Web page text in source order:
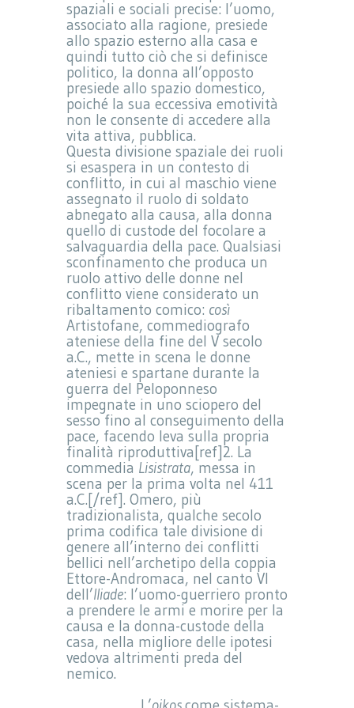
spaziali e sociali precise: l’uomo,
associato alla ragione, presiede
allo spazio esterno alla casa e
quindi tutto ciò che si definisce
politico, la donna all’opposto
presiede allo spazio domestico,
poiché la sua eccessiva emotività
non le consente di accedere alla
vita attiva, pubblica.
Questa divisione spaziale dei ruoli
si esaspera in un contesto di
conflitto, in cui al maschio viene
assegnato il ruolo di soldato
abnegato alla causa, alla donna
quello di custode del focolare a
salvaguardia della pace. Qualsiasi
sconfinamento che produca un
ruolo attivo delle donne nel
conflitto viene considerato un
ribaltamento comico: così
Artistofane, commediografo
ateniese della fine del V secolo
a.C., mette in scena le donne
ateniesi e spartane durante la
guerra del Peloponneso
impegnate in uno sciopero del
sesso fino al conseguimento della
pace, facendo leva sulla propria
finalità riproduttiva[ref]2. La
commedia Lisistrata, messa in
scena per la prima volta nel 411
a.C.[/ref]. Omero, più
tradizionalista, qualche secolo
prima codifica tale divisione di
genere all’interno dei conflitti
bellici nell’archetipo della coppia
Ettore-Andromaca, nel canto VI
dell’Iliade: l’uomo-guerriero pronto
a prendere le armi e morire per la
causa e la donna-custode della
casa, nella migliore delle ipotesi
vedova altrimenti preda del
nemico.